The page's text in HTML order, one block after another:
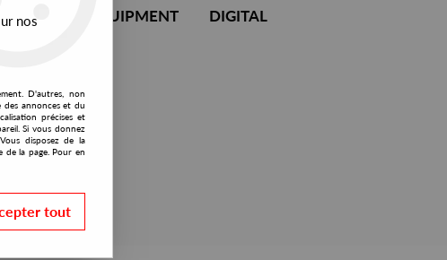
DJ EQUIPMENT DIGITAL
nos
D'autres, non
des annonces et du
précises et
Si vous donnez
disposez de la
la page. Pour en
tout